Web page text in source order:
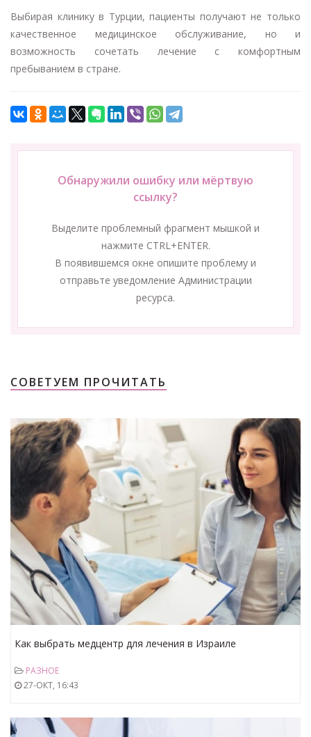
Выбирая клинику в Турции, пациенты получают не только
качественное медицинское обслуживание, но и
возможность сочетать лечение с комфортным
пребыванием в стране.
Обнаружили ошибку или мёртвую
ссылку?
Выделите проблемный фрагмент мышкой и
нажмите CTRL+ENTER.
В появившемся окне опишите проблему и
отправьте уведомление Администрации
ресурса.
СОВЕТУЕМ ПРОЧИТАТЬ
Как выбрать медцентр для лечения в Израиле
РАЗНОЕ
27-ОКТ, 16:43